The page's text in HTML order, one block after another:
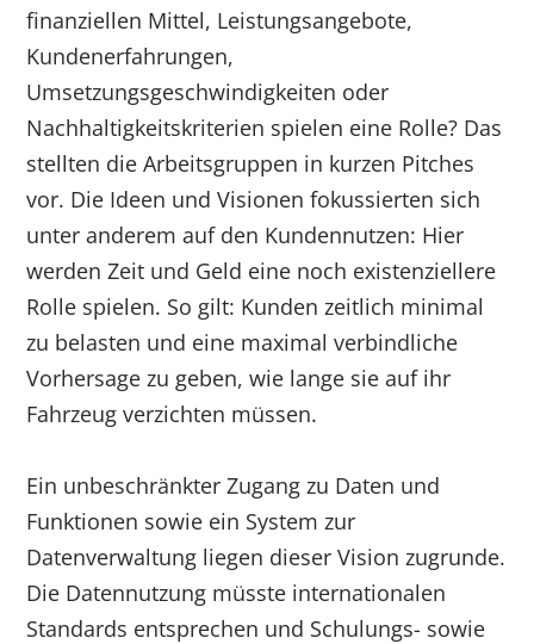
finanziellen Mittel, Leistungsangebote,
Kundenerfahrungen,
Umsetzungsgeschwindigkeiten oder
Nachhaltigkeitskriterien spielen eine Rolle? Das
stellten die Arbeitsgruppen in kurzen Pitches
vor. Die Ideen und Visionen fokussierten sich
unter anderem auf den Kundennutzen: Hier
werden Zeit und Geld eine noch existenziellere
Rolle spielen. So gilt: Kunden zeitlich minimal
zu belasten und eine maximal verbindliche
Vorhersage zu geben, wie lange sie auf ihr
Fahrzeug verzichten müssen.
Ein unbeschränkter Zugang zu Daten und
Funktionen sowie ein System zur
Datenverwaltung liegen dieser Vision zugrunde.
Die Datennutzung müsste internationalen
Standards entsprechen und Schulungs- sowie